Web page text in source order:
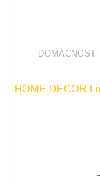
DOMÁCNOST
HOME DECOR